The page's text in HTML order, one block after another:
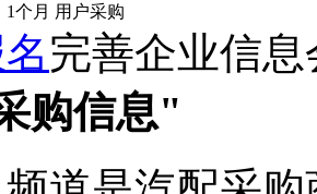
个月 用户采购
完善企业信
购信息"